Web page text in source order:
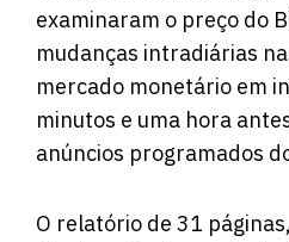
examinaram o preço do
mudanças intradiárias
mercado monetário em
minutos e uma hora
anúncios programados
O relatório de 31